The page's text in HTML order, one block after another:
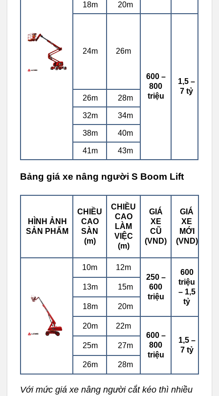
18m 20m
24m 26m
600 –
800
triệu
1,5 –
7 tỷ
26m
28m
32m 34m
38m 40m
41m 43m
Bảng giá xe nâng người S Boom Lift
HÌNH ẢNH
SẢN PHẨM
CHIỀU
CAO
SÀN
(m)
CHIỀU
CAO
LÀM
VIỆC
(m)
GIÁ
XE
CŨ
(VND)
GIÁ
XE
MỚI
(VND)
10m
12m
250 –
600
triệu
600
triệu
– 1,5
tỷ
13m 15m
18m 20m
20m
22m
600 –
800
triệu
1,5 –
7 tỷ
25m 27m
26m 28m
Với mức giá xe nâng người cắt kéo thì nhiều